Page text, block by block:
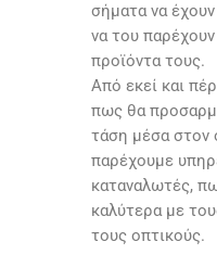
σήματα να
να του
προϊόντα τους.
Από εκεί και
πως θα
τάση μέσα στον
παρέχουμε
καταναλωτές,
καλύτερα με
τους οπτικούς.